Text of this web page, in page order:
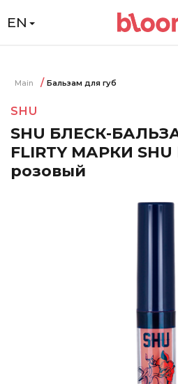
EN
Main Бальзам для губ
SHU
SHU БЛЕСК-
FLIRTY МАРКИ
розовый